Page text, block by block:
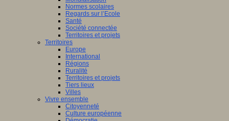
Normes scolaires
Regards sur l’Ecole
Santé
Société connectée
Territoires et projets
Territoires
Europe
International
Régions
Ruralité
Territoires et projets
Tiers lieux
Villes
Vivre ensemble
Citoyenneté
Culture européenne